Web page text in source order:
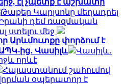
Թաքեր Կարլսոնը մեղադրել
դեմ ռազմական
ստելու մեջ
Արևմուտքը փորձում է
ից․ Վասիլև
Վասիլև․
որևէ
Հայաստանում շահումով
օպերատոր է